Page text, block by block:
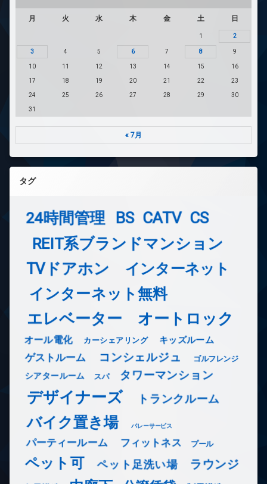
月 火 水 木 金 土 日
1 2
3 4 5 6 7 8 9
10 11 12 13 14 15 16
17 18 19 20 21 22 23
24 25 26 27 28 29 30
31
« 7月
タグ
24時間管理 BS CATV CS
REIT系ブランドマンション
TVドアホン インターネット
インターネット無料
エレベーター オートロック
オール電化 カーシェアリング キッズルーム
ゲストルーム コンシェルジュ ゴルフレンジ
シアタールーム スパ タワーマンション
デザイナーズ トランクルーム
バイク置き場 バレーサービス
パーティールーム フィットネス プール
ペット可 ペット足洗い場 ラウンジ